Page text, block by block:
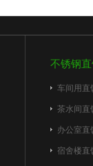
不锈钢
车间用直
茶水间直
办公室直
宿舍楼直